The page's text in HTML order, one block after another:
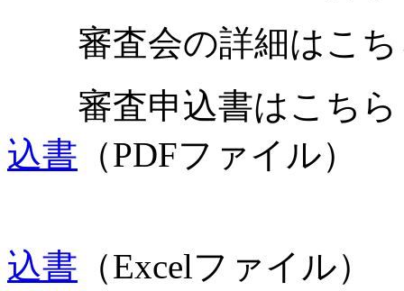
審査会の詳細はこ
審査申込書はこ
込書 （PDFファイル）
込書 （Excelファイル）